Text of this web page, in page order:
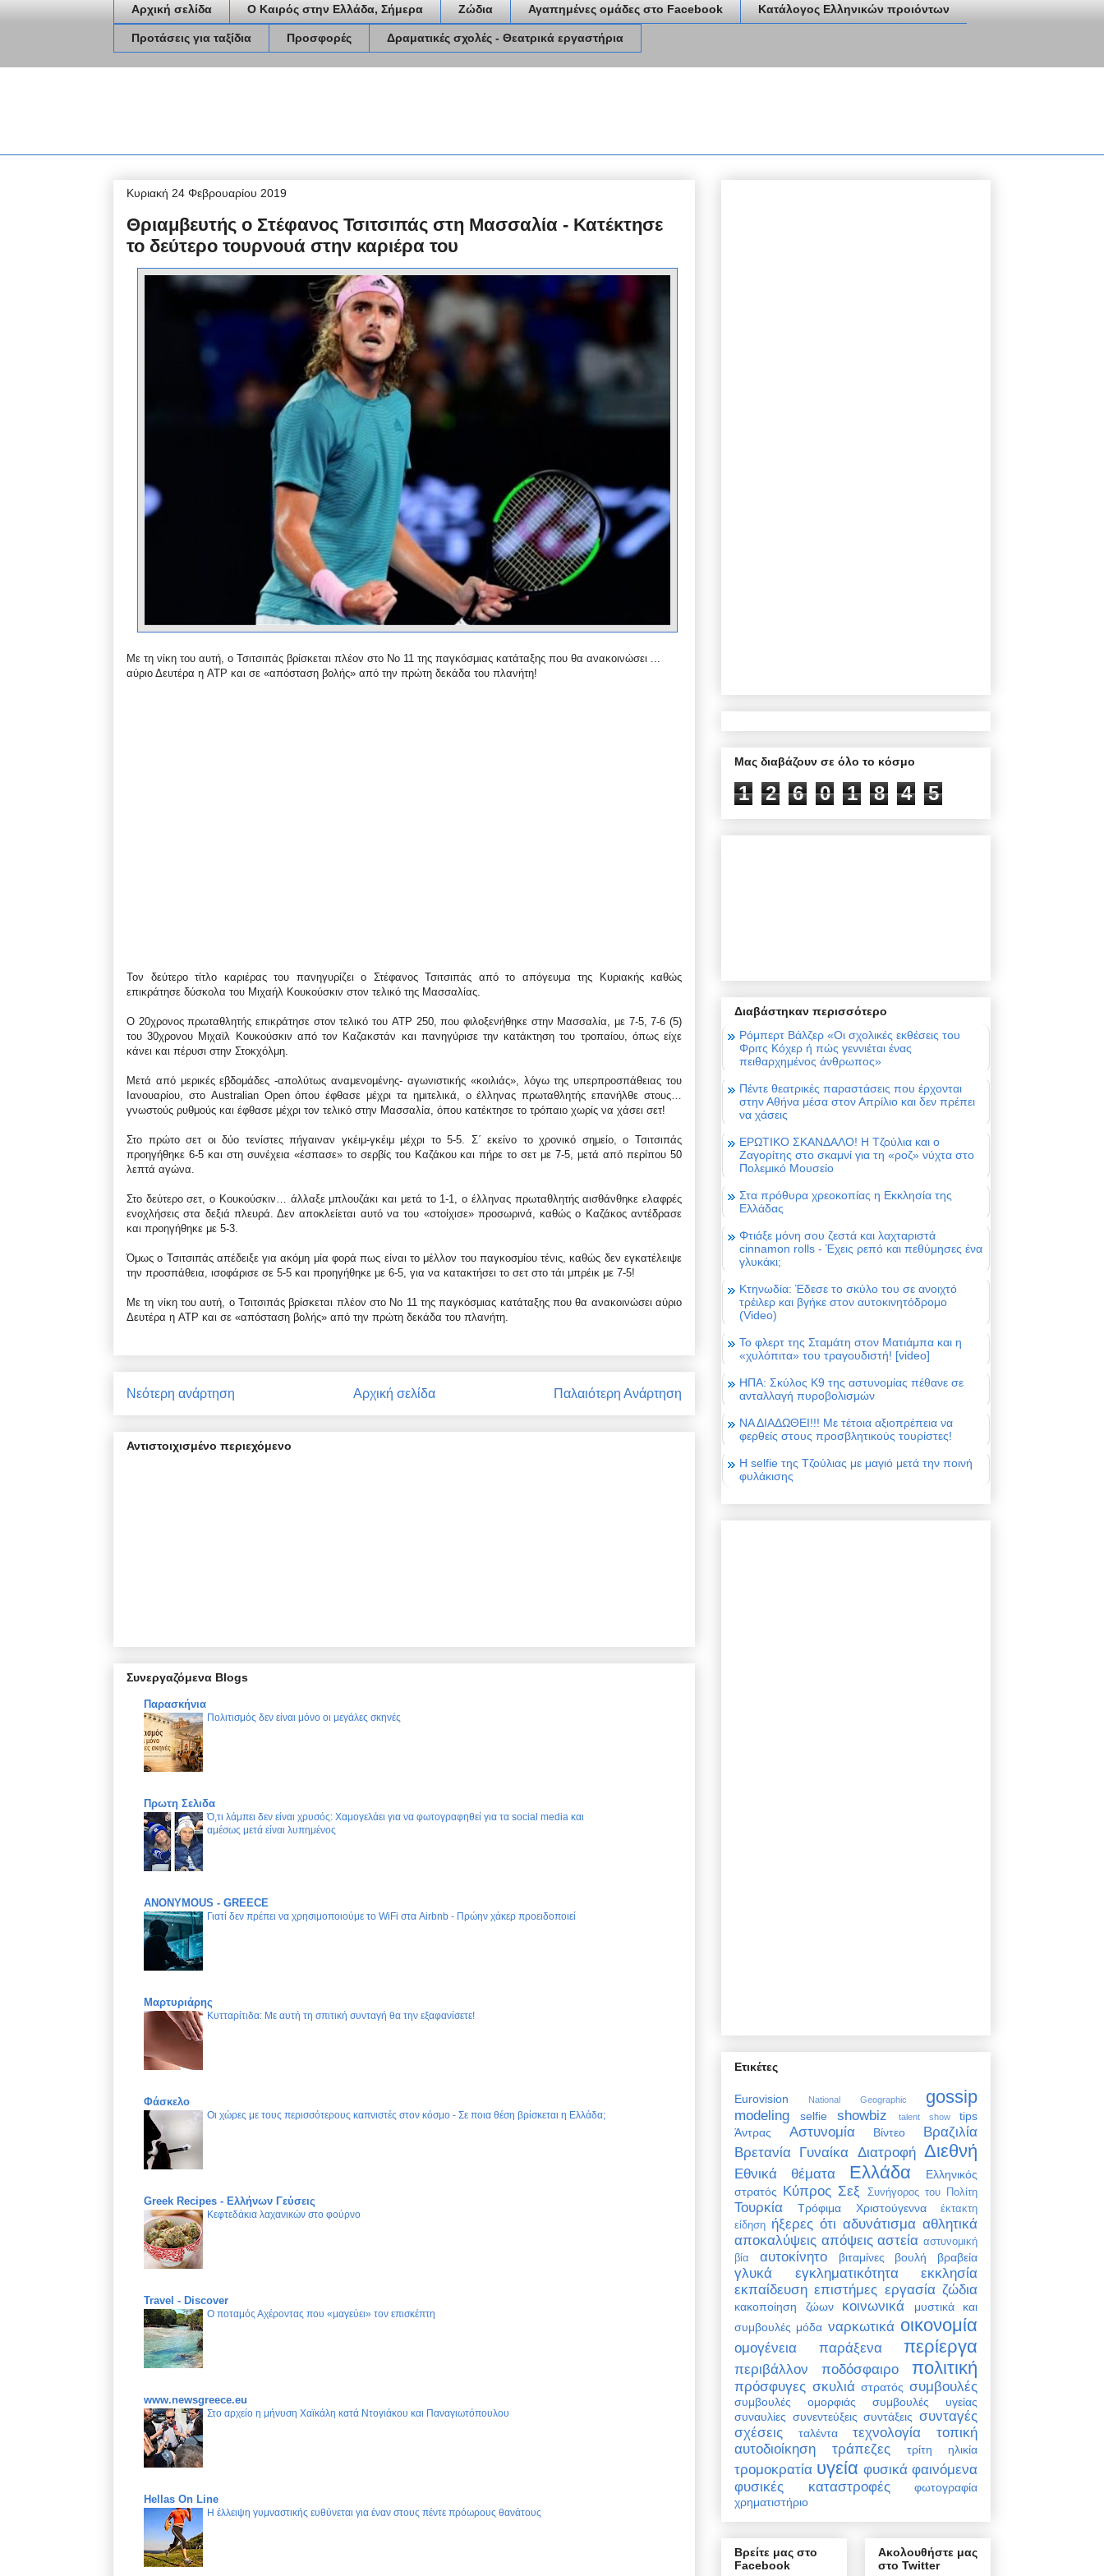
Αρχική σελίδα Ο Καιρός στην Ελλάδα, Σήμερα Ζώδια Αγαπημένες ομάδες στο Facebook Κατάλογος Ελληνικών προιόντων
Προτάσεις για ταξίδια Προσφορές Δραματικές σχολές - Θεατρικά εργαστήρια
Κυριακή 24 Φεβρουαρίου 2019
Θριαμβευτής ο Στέφανος Τσιτσιπάς στη Μασσαλία - Κατέκτησε
το δεύτερο τουρνουά στην καριέρα του
Με τη νίκη του αυτή, ο Τσιτσιπάς βρίσκεται πλέον στο Νο 11 της παγκόσμιας κατάταξης που θα ανακοινώσει ...
αύριο Δευτέρα η ATP και σε «απόσταση βολής» από την πρώτη δεκάδα του πλανήτη!
Τον δεύτερο τίτλο καριέρας του πανηγυρίζει ο Στέφανος Τσιτσιπάς από το απόγευμα της Κυριακής καθώς
επικράτησε δύσκολα του Μιχαήλ Κουκούσκιν στον τελικό της Μασσαλίας.
Ο 20χρονος πρωταθλητής επικράτησε στον τελικό του ATP 250, που φιλοξενήθηκε στην Μασσαλία, με 7-5, 7-6 (5)
του 30χρονου Μιχαϊλ Κουκούσκιν από τον Καζακστάν και πανηγύρισε την κατάκτηση του τροπαίου, όπως είχε
κάνει και πέρυσι στην Στοκχόλμη.
Μετά από μερικές εβδομάδες -απολύτως αναμενομένης- αγωνιστικής «κοιλιάς», λόγω της υπερπροσπάθειας του
Ιανουαρίου, στο Australian Open όπου έφθασε μέχρι τα ημιτελικά, ο έλληνας πρωταθλητής επανήλθε στους…
γνωστούς ρυθμούς και έφθασε μέχρι τον τελικό στην Μασσαλία, όπου κατέκτησε το τρόπαιο χωρίς να χάσει σετ!
Στο πρώτο σετ οι δύο τενίστες πήγαιναν γκέιμ-γκέιμ μέχρι το 5-5. Σ΄ εκείνο το χρονικό σημείο, ο Τσιτσιπάς
προηγήθηκε 6-5 και στη συνέχεια «έσπασε» το σερβίς του Καζάκου και πήρε το σετ με 7-5, μετά από περίπου 50
λεπτά αγώνα.
Στο δεύτερο σετ, ο Κουκούσκιν… άλλαξε μπλουζάκι και μετά το 1-1, ο έλληνας πρωταθλητής αισθάνθηκε ελαφρές
ενοχλήσεις στα δεξιά πλευρά. Δεν αποκλείεται αυτό να του «στοίχισε» προσωρινά, καθώς ο Καζάκος αντέδρασε
και προηγήθηκε με 5-3.
Όμως ο Τσιτσιπάς απέδειξε για ακόμη μία φορά πως είναι το μέλλον του παγκοσμίου τένις, καθώς δεν εγκατέλειψε
την προσπάθεια, ισοφάρισε σε 5-5 και προηγήθηκε με 6-5, για να κατακτήσει το σετ στο τάι μπρέικ με 7-5!
Με τη νίκη του αυτή, ο Τσιτσιπάς βρίσκεται πλέον στο Νο 11 της παγκόσμιας κατάταξης που θα ανακοινώσει αύριο
Δευτέρα η ATP και σε «απόσταση βολής» από την πρώτη δεκάδα του πλανήτη.
Νεότερη ανάρτηση Παλαιότερη Ανάρτηση
Αρχική σελίδα
Αντιστοιχισμένο περιεχόμενο
Συνεργαζόμενα Blogs
Παρασκήνια
Πολιτισμός δεν είναι μόνο οι μεγάλες σκηνές
Πρωτη Σελιδα
Ό,τι λάμπει δεν είναι χρυσός: Χαμογελάει για να φωτογραφηθεί για τα social media και
αμέσως μετά είναι λυπημένος
ANONYMOUS - GREECE
Γιατί δεν πρέπει να χρησιμοποιούμε το WiFi στα Airbnb - Πρώην χάκερ προειδοποιεί
Μαρτυριάρης
Κυτταρίτιδα: Με αυτή τη σπιτική συνταγή θα την εξαφανίσετε!
Φάσκελο
Οι χώρες με τους περισσότερους καπνιστές στον κόσμο - Σε ποια θέση βρίσκεται η Ελλάδα;
Greek Recipes - Ελλήνων Γεύσεις
Κεφτεδάκια λαχανικών στο φούρνο
Travel - Discover
Ο ποταμός Αχέροντας που «μαγεύει» τον επισκέπτη
www.newsgreece.eu
Στο αρχείο η μήνυση Χαϊκάλη κατά Ντογιάκου και Παναγιωτόπουλου
Hellas On Line
Η έλλειψη γυμναστικής ευθύνεται για έναν στους πέντε πρόωρους θανάτους
Μας διαβάζουν σε όλο το κόσμο
1 2 6 0 1 8 4 5
Διαβάστηκαν περισσότερο
Ρόμπερτ Βάλζερ «Οι σχολικές εκθέσεις του
Φριτς Κόχερ ή πώς γεννιέται ένας
πειθαρχημένος άνθρωπος»
Πέντε θεατρικές παραστάσεις που έρχονται
στην Αθήνα μέσα στον Απρίλιο και δεν πρέπει
να χάσεις
ΕΡΩΤΙΚΟ ΣΚΑΝΔΑΛΟ! Η Τζούλια και ο
Ζαγορίτης στο σκαμνί για τη «ροζ» νύχτα στο
Πολεμικό Μουσείο
Στα πρόθυρα χρεοκοπίας η Εκκλησία της
Ελλάδας
Φτιάξε μόνη σου ζεστά και λαχταριστά
cinnamon rolls - Έχεις ρεπό και πεθύμησες ένα
γλυκάκι;
Κτηνωδία: Έδεσε το σκύλο του σε ανοιχτό
τρέιλερ και βγήκε στον αυτοκινητόδρομο
(Video)
Το φλερτ της Σταμάτη στον Ματιάμπα και η
«χυλόπιτα» του τραγουδιστή! [video]
ΗΠΑ: Σκύλος Κ9 της αστυνομίας πέθανε σε
ανταλλαγή πυροβολισμών
ΝΑ ΔΙΑΔΩΘΕΙ!!! Με τέτοια αξιοπρέπεια να
φερθείς στους προσβλητικούς τουρίστες!
Η selfie της Τζούλιας με μαγιό μετά την ποινή
φυλάκισης
Ετικέτες
Eurovision National Geographic gossip
modeling selfie showbiz talent show
tips
Άντρας
Αστυνομία Βίντεο
Βραζιλία
Βρετανία Γυναίκα Διατροφή Διεθνή
Εθνικά θέματα Ελλάδα
Ελληνικός
στρατός Κύπρος Σεξ Συνήγορος του Πολίτη
Τουρκία Τρόφιμα Χριστούγεννα
έκτακτη
είδηση ήξερες ότι αδυνάτισμα αθλητικά
αποκαλύψεις απόψεις αστεία αστυνομική
βία
αυτοκίνητο βιταμίνες βουλή βραβεία
γλυκά εγκληματικότητα
εκκλησία
εκπαίδευση επιστήμες εργασία ζώδια
κακοποίηση ζώων κοινωνικά
μυστικά και
συμβουλές μόδα ναρκωτικά οικονομία
ομογένεια παράξενα περίεργα
περιβάλλον ποδόσφαιρο πολιτική
πρόσφυγες σκυλιά στρατός συμβουλές
συμβουλές ομορφιάς
συμβουλές υγείας
συναυλίες συνεντεύξεις συντάξεις συνταγές
σχέσεις
ταλέντα τεχνολογία
τοπική
αυτοδιοίκηση
τράπεζες τρίτη ηλικία
τρομοκρατία υγεία φυσικά φαινόμενα
φυσικές καταστροφές
φωτογραφία
χρηματιστήριο
Βρείτε μας στο
Facebook
Ακολουθήστε μας
στο Twitter